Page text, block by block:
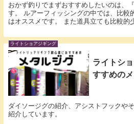
おかず釣りでまずおすすめしたいのは、
す。 ルアーフィッシングの中では、比較
はオススメです。 また道具立ても比較的
ライトショアジギング
ライトシ
すすめの
ダイソージグの紹介、アシストフックや
紹介しています。